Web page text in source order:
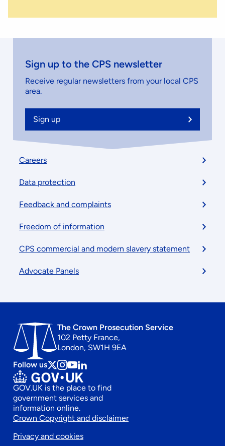
Sign up to the CPS newsletter
Receive regular newsletters from your local CPS
area.
Sign up
Footer
menu
Careers
Data protection
Feedback and complaints
Freedom of information
CPS commercial and modern slavery statement
Advocate Panels
The Crown Prosecution Service
102 Petty France,
London, SW1H 9EA
Follow us Follow
us
on
x
Follow
us
on
instagram
Follow
us
on
Youtube
Follow
us
on
linkedin
GOV.UK is the place to find
government services and
information online.
Footer
secondary
Crown Copyright and disclaimer
Privacy and cookies